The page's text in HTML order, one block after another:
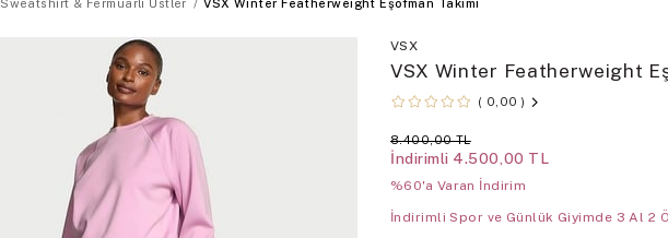
Sweatshirt & Fermuarlı Üstler VSX Winter Featherweight Eşofman Takımı
VSX
VSX Winter Featherweight
0,00
8.400,00 TL
İndirimli 4.500,00 TL
%60'a Varan İndirim
İndirimli Spor ve Günlük Giyimde 3 Al 2